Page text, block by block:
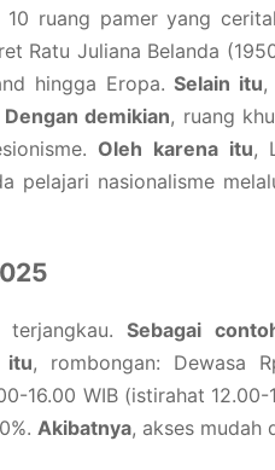
10 ruang pamer yang
Ratu Juliana Belanda
hingga Eropa.Selain itu,
Dengan demikian, ruang
Oleh karena itu,
pelajari nasionalisme
terjangkau.Sebagai
itu, rombongan: Dewasa
16.00 WIB (istirahat
Akibatnya, akses mudah